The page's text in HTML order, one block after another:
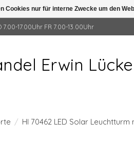
7.00-17.00Uhr FR 7.00-13.00Uhr
Erwin
/ HI 70462 LED Solar
Cookies nur für interne Zwecke um den